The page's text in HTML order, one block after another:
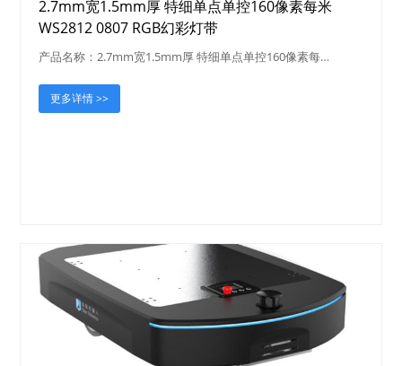
2.7mm宽1.5mm厚 特细单点单控160像素每米
WS2812 0807 RGB幻彩灯带
产品名称：2.7mm宽1.5mm厚 特细单点单控160像素每…
更多详情 >>